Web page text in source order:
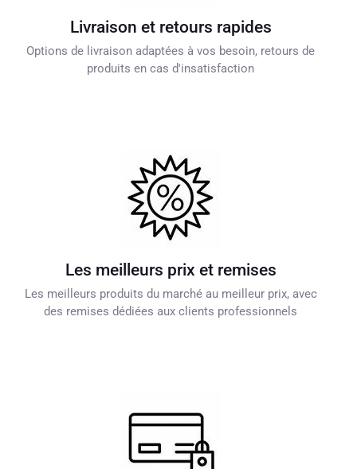
Livraison et retours rapides
Options de livraison adaptées à vos besoin, retours de
produits en cas d'insatisfaction
Les meilleurs prix et remises
Les meilleurs produits du marché au meilleur prix, avec
des remises dédiées aux clients professionnels